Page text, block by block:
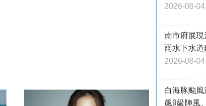
2026-08-
南市府展
雨水下水
2026-08-
白海豚颱
飆9級陣風